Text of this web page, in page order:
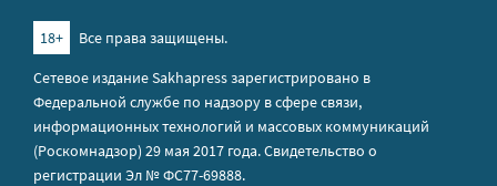
18+
Все права защищены.
Сетевое издание Sakhapress зарегистрировано в
Федеральной службе по надзору в сфере связи,
информационных технологий и массовых коммуникаций
(Роскомнадзор) 29 мая 2017 года. Свидетельство о
регистрации Эл № ФС77-69888.